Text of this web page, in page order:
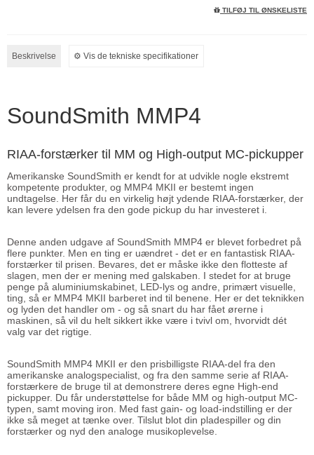
TILFØJ TIL ØNSKELISTE
Beskrivelse ⚙︎ Vis de tekniske specifikationer
SoundSmith MMP4
RIAA-forstærker til MM og High-output MC-pickupper
Amerikanske SoundSmith er kendt for at udvikle nogle ekstremt
kompetente produkter, og MMP4 MKII er bestemt ingen
undtagelse. Her får du en virkelig højt ydende RIAA-forstærker, der
kan levere ydelsen fra den gode pickup du har investeret i.
Denne anden udgave af SoundSmith MMP4 er blevet forbedret på
flere punkter. Men en ting er uændret - det er en fantastisk RIAA-
forstærker til prisen. Bevares, det er måske ikke den flotteste af
slagen, men der er mening med galskaben. I stedet for at bruge
penge på aluminiumskabinet, LED-lys og andre, primært visuelle,
ting, så er MMP4 MKII barberet ind til benene. Her er det teknikken
og lyden det handler om - og så snart du har fået ørerne i
maskinen, så vil du helt sikkert ikke være i tvivl om, hvorvidt dét
valg var det rigtige.
SoundSmith MMP4 MKII er den prisbilligste RIAA-del fra den
amerikanske analogspecialist, og fra den samme serie af RIAA-
forstærkere de bruge til at demonstrere deres egne High-end
pickupper. Du får understøttelse for både MM og high-output MC-
typen, samt moving iron. Med fast gain- og load-indstilling er der
ikke så meget at tænke over. Tilslut blot din pladespiller og din
forstærker og nyd den analoge musikoplevelse.